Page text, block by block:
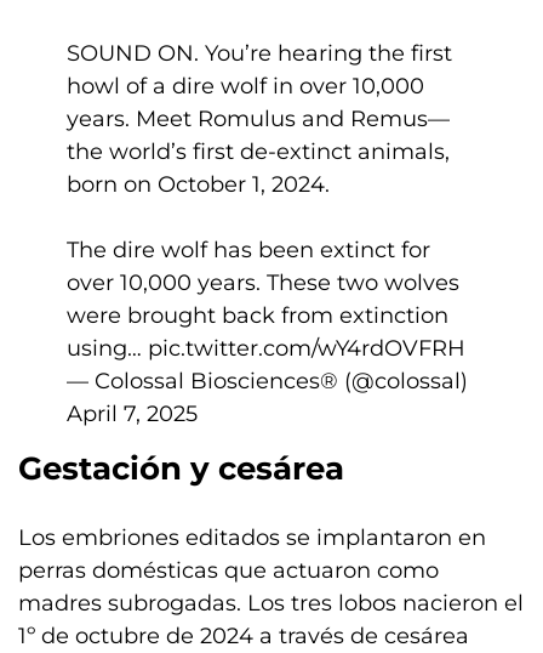
SOUND ON. You’re hearing the first
howl of a dire wolf in over 10,000
years. Meet Romulus and Remus—
the world’s first de-extinct animals,
born on October 1, 2024.
The dire wolf has been extinct for
over 10,000 years. These two wolves
were brought back from extinction
using… pic.twitter.com/wY4rdOVFRH
— Colossal Biosciences® (@colossal)
April 7, 2025
Gestación y cesárea
Los embriones editados se implantaron en
perras domésticas que actuaron como
madres subrogadas. Los tres lobos nacieron el
1º de octubre de 2024 a través de cesárea